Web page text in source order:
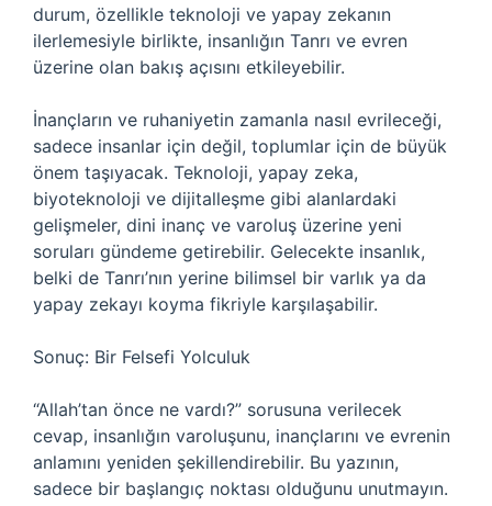
durum, özellikle teknoloji ve yapay zekanın
ilerlemesiyle birlikte, insanlığın Tanrı ve evren
üzerine olan bakış açısını etkileyebilir.
İnançların ve ruhaniyetin zamanla nasıl evrileceği,
sadece insanlar için değil, toplumlar için de büyük
önem taşıyacak. Teknoloji, yapay zeka,
biyoteknoloji ve dijitalleşme gibi alanlardaki
gelişmeler, dini inanç ve varoluş üzerine yeni
soruları gündeme getirebilir. Gelecekte insanlık,
belki de Tanrı’nın yerine bilimsel bir varlık ya da
yapay zekayı koyma fikriyle karşılaşabilir.
Sonuç: Bir Felsefi Yolculuk
“Allah’tan önce ne vardı?” sorusuna verilecek
cevap, insanlığın varoluşunu, inançlarını ve evrenin
anlamını yeniden şekillendirebilir. Bu yazının,
sadece bir başlangıç noktası olduğunu unutmayın.